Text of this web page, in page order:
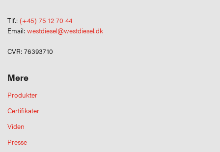
Tlf.: (+45) 75 12 70 44
Email: westdiesel@westdiesel.dk
CVR: 76393710
Mere
Produkter
Certifikater
Viden
Presse